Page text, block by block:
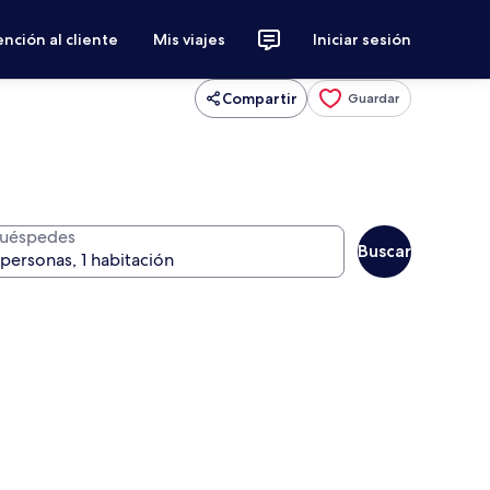
al cliente Mis viajes Iniciar sesión
Compartir Guardar
Buscar